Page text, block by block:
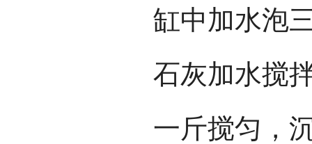
缸中加水泡
石灰加水搅
一斤搅匀，